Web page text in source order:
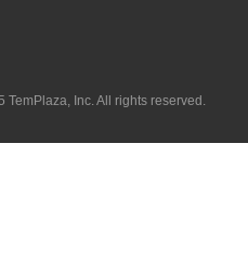
TemPlaza, Inc. All rights reserved.